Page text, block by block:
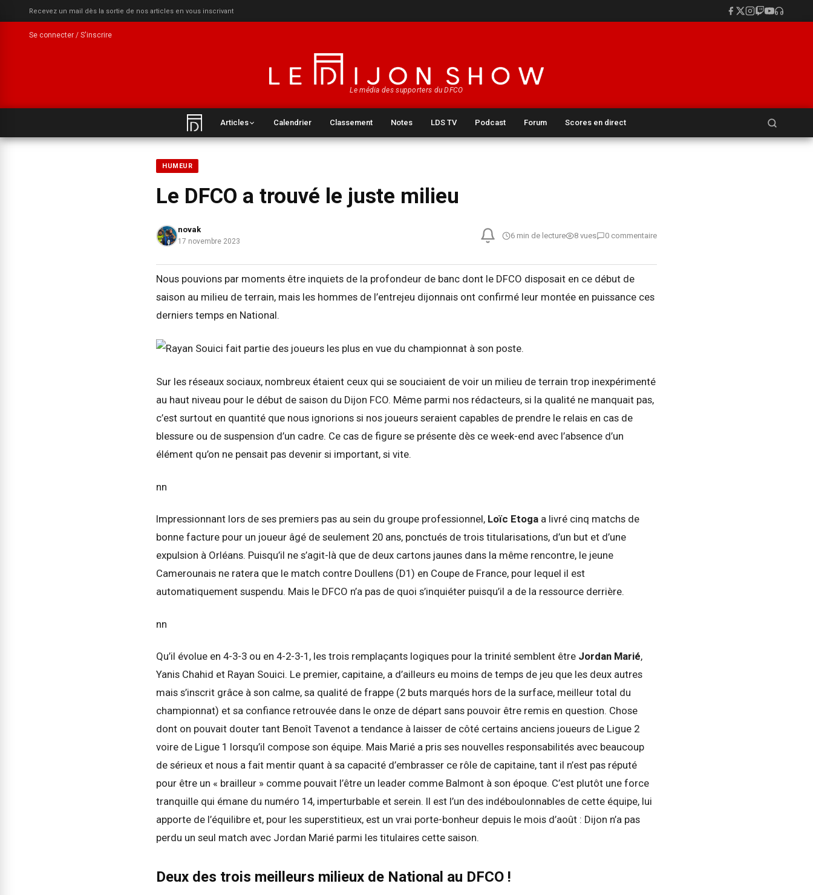
Recevez un mail dès la sortie de nos articles en vous inscrivant
Se connecter / S'inscrire
Le média des supporters du DFCO
Articles Calendrier Classement Notes LDS TV Podcast Forum Scores en direct
HUMEUR
Le DFCO a trouvé le juste milieu
novak
17 novembre 2023
6 min de lecture 8 vues 0 commentaire
Nous pouvions par moments être inquiets de la profondeur de banc dont le DFCO disposait en ce début de
saison au milieu de terrain, mais les hommes de l’entrejeu dijonnais ont confirmé leur montée en puissance ces
derniers temps en National.
Sur les réseaux sociaux, nombreux étaient ceux qui se souciaient de voir un milieu de terrain trop inexpérimenté
au haut niveau pour le début de saison du Dijon FCO. Même parmi nos rédacteurs, si la qualité ne manquait pas,
c’est surtout en quantité que nous ignorions si nos joueurs seraient capables de prendre le relais en cas de
blessure ou de suspension d’un cadre. Ce cas de figure se présente dès ce week-end avec l’absence d’un
élément qu’on ne pensait pas devenir si important, si vite.
nn
Impressionnant lors de ses premiers pas au sein du groupe professionnel, Loïc Etoga a livré cinq matchs de
bonne facture pour un joueur âgé de seulement 20 ans, ponctués de trois titularisations, d’un but et d’une
expulsion à Orléans. Puisqu’il ne s’agit-là que de deux cartons jaunes dans la même rencontre, le jeune
Camerounais ne ratera que le match contre Doullens (D1) en Coupe de France, pour lequel il est
automatiquement suspendu. Mais le DFCO n’a pas de quoi s’inquiéter puisqu’il a de la ressource derrière.
nn
Qu’il évolue en 4-3-3 ou en 4-2-3-1, les trois remplaçants logiques pour la trinité semblent être Jordan Marié,
Yanis Chahid et Rayan Souici. Le premier, capitaine, a d’ailleurs eu moins de temps de jeu que les deux autres
mais s’inscrit grâce à son calme, sa qualité de frappe (2 buts marqués hors de la surface, meilleur total du
championnat) et sa confiance retrouvée dans le onze de départ sans pouvoir être remis en question. Chose
dont on pouvait douter tant Benoît Tavenot a tendance à laisser de côté certains anciens joueurs de Ligue 2
voire de Ligue 1 lorsqu’il compose son équipe. Mais Marié a pris ses nouvelles responsabilités avec beaucoup
de sérieux et nous a fait mentir quant à sa capacité d’embrasser ce rôle de capitaine, tant il n’est pas réputé
pour être un « brailleur » comme pouvait l’être un leader comme Balmont à son époque. C’est plutôt une force
tranquille qui émane du numéro 14, imperturbable et serein. Il est l’un des indéboulonnables de cette équipe, lui
apporte de l’équilibre et, pour les superstitieux, est un vrai porte-bonheur depuis le mois d’août : Dijon n’a pas
perdu un seul match avec Jordan Marié parmi les titulaires cette saison.
Deux des trois meilleurs milieux de National au DFCO !